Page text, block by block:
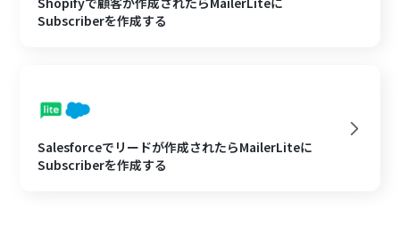
Subscriberを作成する
Salesforceでリードが作成されたらMailerLiteに
Subscriberを作成する